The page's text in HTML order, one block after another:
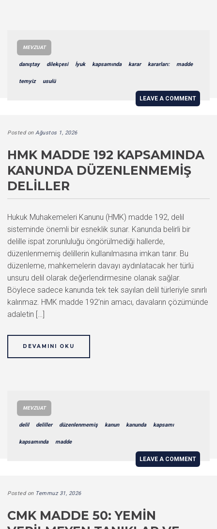
MEVZUAT
danıştay dilekçesi İyuk kapsamında karar kararları: madde
temyiz usulü
LEAVE A COMMENT
Posted on Ağustos 1, 2026
HMK MADDE 192 KAPSAMINDA
KANUNDA DÜZENLENMEMIŞ
DELILLER
Hukuk Muhakemeleri Kanunu (HMK) madde 192, delil
sisteminde önemli bir esneklik sunar. Kanunda belirli bir
delille ispat zorunluluğu öngörülmediği hallerde,
düzenlenmemiş delillerin kullanılmasına imkan tanır. Bu
düzenleme, mahkemelerin davayı aydınlatacak her türlü
unsuru delil olarak değerlendirmesine olanak sağlar.
Böylece sadece kanunda tek tek sayılan delil türleriyle sınırlı
kalınmaz. HMK madde 192’nin amacı, davaların çözümünde
adaletin […]
DEVAMINI OKU
MEVZUAT
delil deliller düzenlenmemiş kanun kanunda kapsamı
kapsamında madde
LEAVE A COMMENT
Posted on Temmuz 31, 2026
CMK MADDE 50: YEMIN